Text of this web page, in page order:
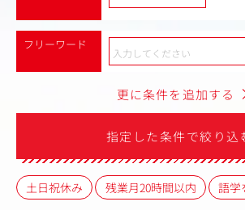
フリーワード
更に条件を追加する
指定した条件で絞り込
土日祝休み 残業月20時間以内 語学